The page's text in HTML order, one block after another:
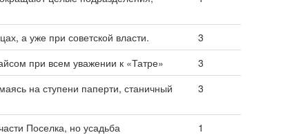
а уже при советской власти.
3
при всем уважении к «Татре»
3
на ступени паперти, станичный
3
Поселка, но усадьба
1